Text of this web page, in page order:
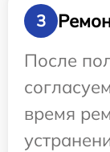
3
После
время